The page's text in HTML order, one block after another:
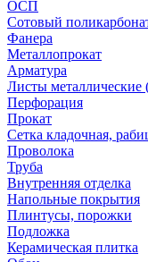
ОСП
Сотовый
Фанера
Металлопрокат
Арматура
Листы металлические
Перфорация
Прокат
Сетка кладочная,
Проволока
Труба
Внутренняя отделка
Напольные покрытия
Плинтусы, порожки
Подложка
Керамическая плитка